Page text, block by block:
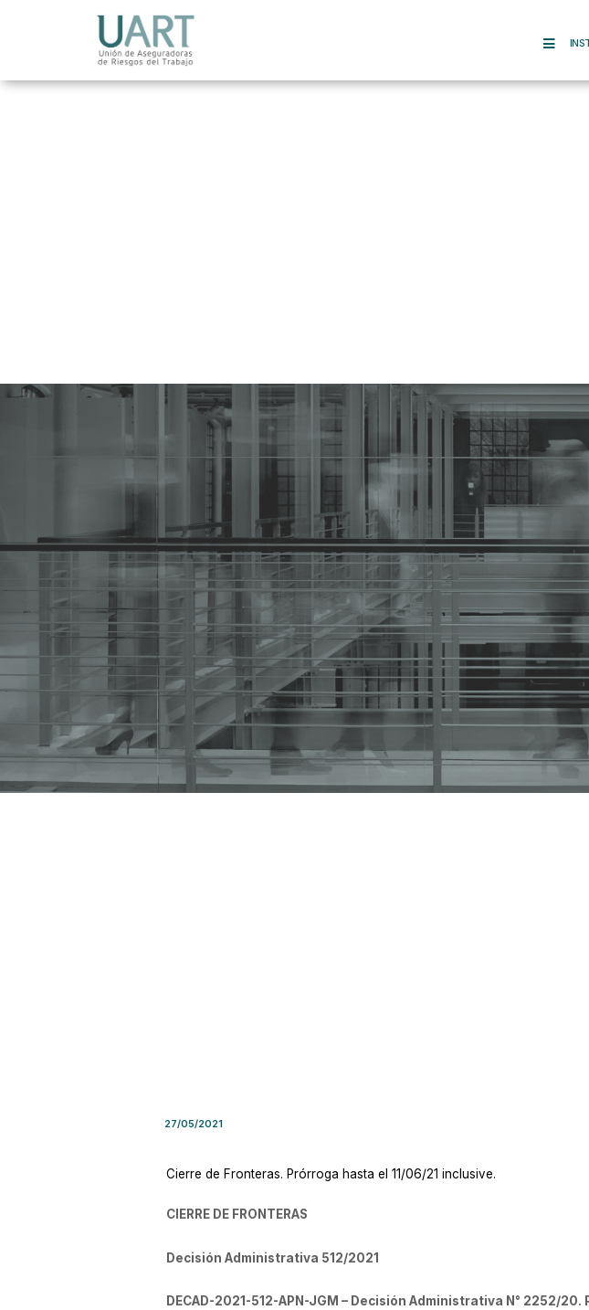
27/05/2021
Cierre de Fronteras. Prórroga hasta el 11/06/21 inclusive.
CIERRE DE FRONTERAS
Decisión Administrativa 512/2021
DECAD-2021-512-APN-JGM – Decisión Administrativa N° 2252/20.